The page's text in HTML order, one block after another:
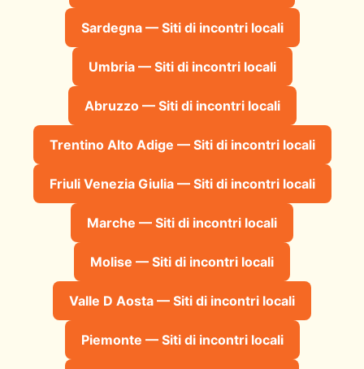
Sardegna — Siti di incontri locali
Umbria — Siti di incontri locali
Abruzzo — Siti di incontri locali
Trentino Alto Adige — Siti di incontri locali
Friuli Venezia Giulia — Siti di incontri locali
Marche — Siti di incontri locali
Molise — Siti di incontri locali
Valle D Aosta — Siti di incontri locali
Piemonte — Siti di incontri locali